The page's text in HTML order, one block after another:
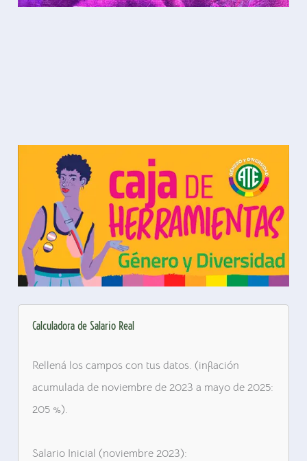
Calculadora de Salario Real
Rellená los campos con tus datos. (inflación
acumulada de noviembre de 2023 a mayo de 2025:
205 %).
Salario Inicial (noviembre 2023):